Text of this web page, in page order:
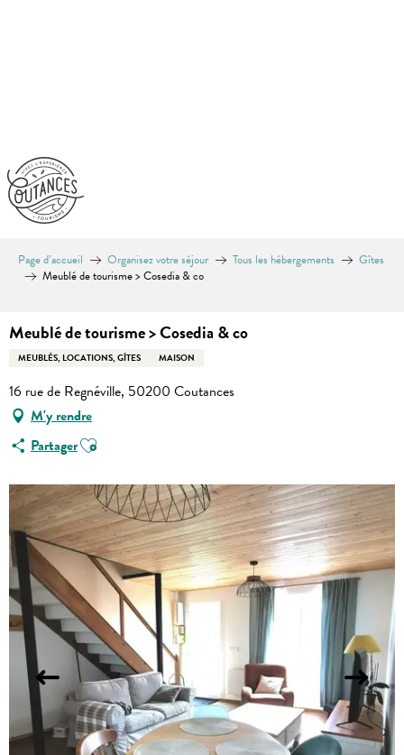
Page d’accueil Organisez votre séjour Tous les hébergements
Gîtes
Meublé de tourisme > Cosedia & co
Meublé de tourisme > Cosedia & co
MEUBLÉS, LOCATIONS, GÎTES MAISON
16 rue de Regnéville, 50200 Coutances
M'y rendre
PartagerAjouter aux favoris